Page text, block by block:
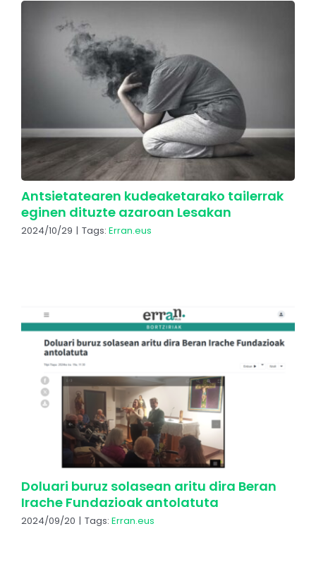
Antsietatearen kudeaketarako tailerrak
eginen dituzte azaroan Lesakan
2024/10/29 | Tags: Erran.eus
Doluari buruz solasean aritu dira Beran
Irache Fundazioak antolatuta
2024/09/20 | Tags: Erran.eus